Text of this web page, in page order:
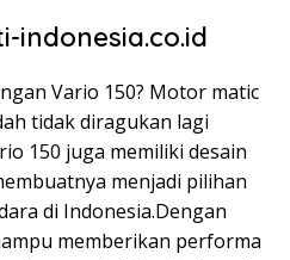
indonesia.co.id
Vario 150? Motor matic
tidak diragukan lagi
150 juga memiliki desain
menjadi pilihan
di Indonesia.Dengan
memberikan performa